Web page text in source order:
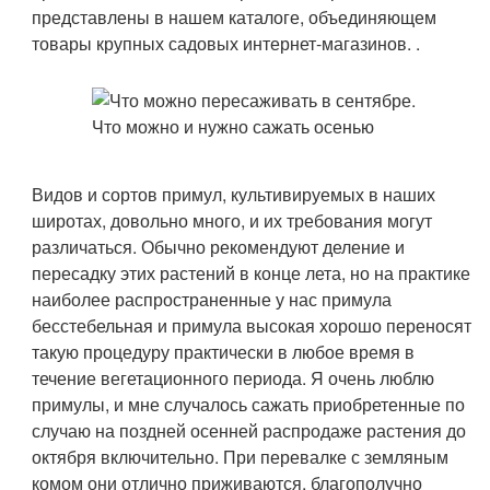
представлены в нашем каталоге, объединяющем
товары крупных садовых интернет-магазинов. .
Видов и сортов примул, культивируемых в наших
широтах, довольно много, и их требования могут
различаться. Обычно рекомендуют деление и
пересадку этих растений в конце лета, но на практике
наиболее распространенные у нас примула
бесстебельная и примула высокая хорошо переносят
такую процедуру практически в любое время в
течение вегетационного периода. Я очень люблю
примулы, и мне случалось сажать приобретенные по
случаю на поздней осенней распродаже растения до
октября включительно. При перевалке с земляным
комом они отлично приживаются, благополучно